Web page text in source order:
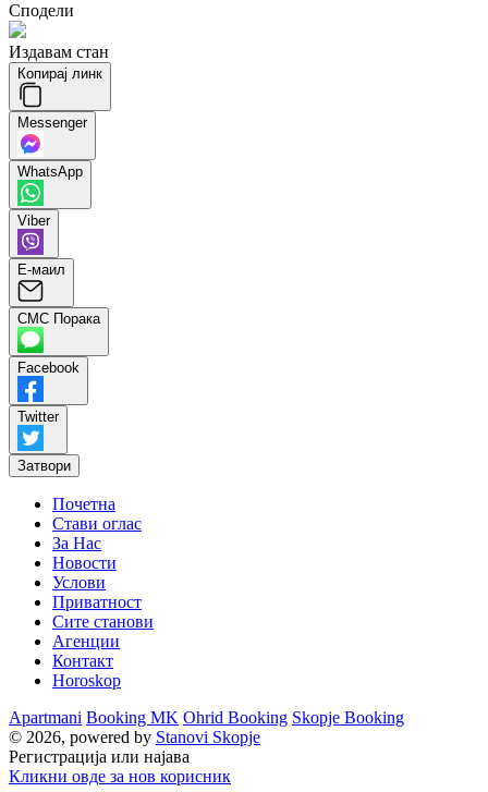
Сподели
Издавам стан
Копирај линк
Messenger
WhatsApp
Viber
Е-маил
СМС Порака
Facebook
Twitter
Затвори
Почетна
Стави оглас
За Нас
Новости
Услови
Приватност
Сите станови
Агенции
Контакт
Horoskop
Apartmani Booking MK Ohrid Booking Skopje Booking
© 2026, powered by Stanovi Skopje
Регистрација или најава
Кликни овде за нов корисник